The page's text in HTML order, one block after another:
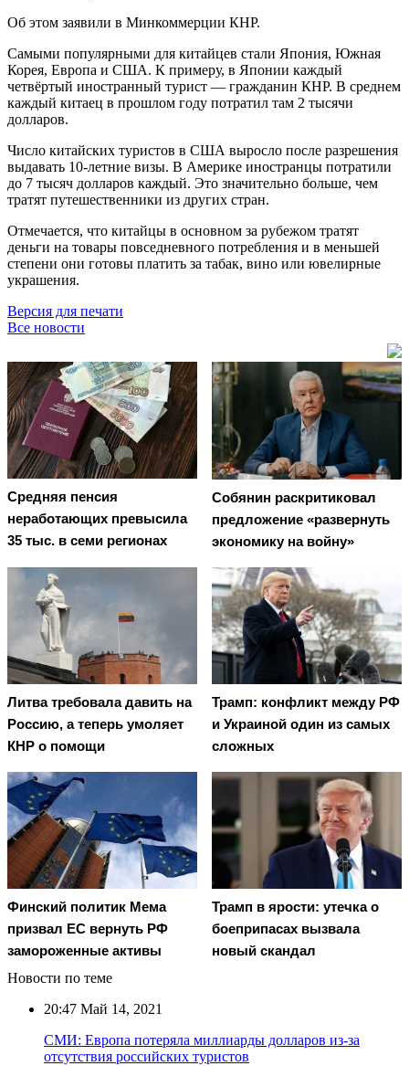
Об этом заявили в Минкоммерции КНР.
Самыми популярными для китайцев стали Япония, Южная
Корея, Европа и США. К примеру, в Японии каждый
четвёртый иностранный турист — гражданин КНР. В среднем
каждый китаец в прошлом году потратил там 2 тысячи
долларов.
Число китайских туристов в США выросло после разрешения
выдавать 10-летние визы. В Америке иностранцы потратили
до 7 тысяч долларов каждый. Это значительно больше, чем
тратят путешественники из других стран.
Отмечается, что китайцы в основном за рубежом тратят
деньги на товары повседневного потребления и в меньшей
степени они готовы платить за табак, вино или ювелирные
украшения.
Версия для печати
Все новости
Средняя пенсия
неработающих превысила
35 тыс. в семи регионах
Собянин раскритиковал
предложение «развернуть
экономику на войну»
Литва требовала давить на
Россию, а теперь умоляет
КНР о помощи
Трамп: конфликт между РФ
и Украиной один из самых
сложных
Финский политик Мема
призвал ЕС вернуть РФ
замороженные активы
Трамп в ярости: утечка о
боеприпасах вызвала
новый скандал
Новости по теме
20:47 Май 14, 2021
СМИ: Европа потеряла миллиарды долларов из-за
отсутствия российских туристов